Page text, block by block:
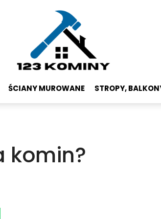
ŚCIANY MUROWANE STROPY,
komin?